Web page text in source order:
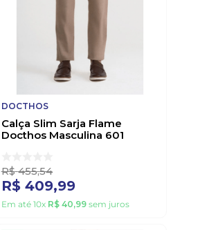
DOCTHOS
Calça Slim Sarja Flame
Docthos Masculina 601
R$ 455,54
R$ 409,99
Em até 10x R$ 40,99sem juros